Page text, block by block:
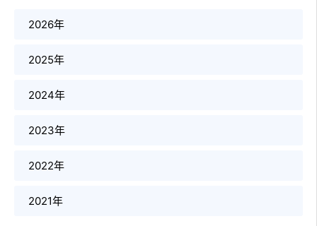
2026年
2025年
2024年
2023年
2022年
2021年